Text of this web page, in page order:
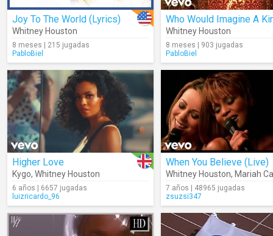
Joy To The World (Lyrics)
Whitney Houston
8 meses | 215 jugadas
PabloBiel
Whitney Houston
8 meses | 903 jugadas
PabloBiel
Higher Love
Kygo, Whitney Houston
6 años | 6657 jugadas
luizricardo_96
When You Believe (Live)
Whitney Houston, Mariah
7 años | 48965 jugadas
zsuzsi347